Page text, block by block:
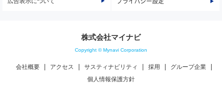
株式会社マイナビ
Copyright © Mynavi Corporation
会社概要 アクセス サスティナビリティ 採用
グループ企業
個人情報保護方針